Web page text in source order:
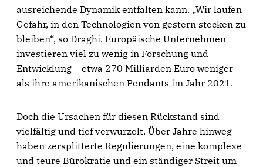
ausreichende Dynamik entfalten kann. „Wir laufen
Gefahr, in den Technologien von gestern stecken zu
bleiben“, so Draghi. Europäische Unternehmen
investieren viel zu wenig in Forschung und
Entwicklung – etwa 270 Milliarden Euro weniger
als ihre amerikanischen Pendants im Jahr 2021.
Doch die Ursachen für diesen Rückstand sind
vielfältig und tief verwurzelt. Über Jahre hinweg
haben zersplitterte Regulierungen, eine komplexe
und teure Bürokratie und ein ständiger Streit um